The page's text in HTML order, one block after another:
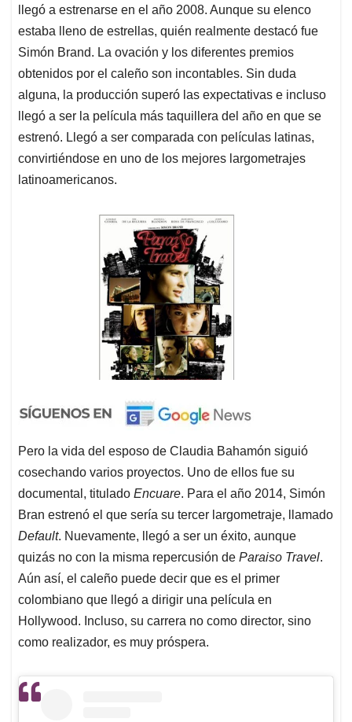
llegó a estrenarse en el año 2008. Aunque su elenco
estaba lleno de estrellas, quién realmente destacó fue
Simón Brand. La ovación y los diferentes premios
obtenidos por el caleño son incontables. Sin duda
alguna, la producción superó las expectativas e incluso
llegó a ser la película más taquillera del año en que se
estrenó. Llegó a ser comparada con películas latinas,
convirtiéndose en uno de los mejores largometrajes
latinoamericanos.
Pero la vida del esposo de Claudia Bahamón siguió
cosechando varios proyectos. Uno de ellos fue su
documental, titulado Encuare. Para el año 2014, Simón
Bran estrenó el que sería su tercer largometraje, llamado
Default. Nuevamente, llegó a ser un éxito, aunque
quizás no con la misma repercusión de Paraiso Travel.
Aún así, el caleño puede decir que es el primer
colombiano que llegó a dirigir una película en
Hollywood. Incluso, su carrera no como director, sino
como realizador, es muy próspera.